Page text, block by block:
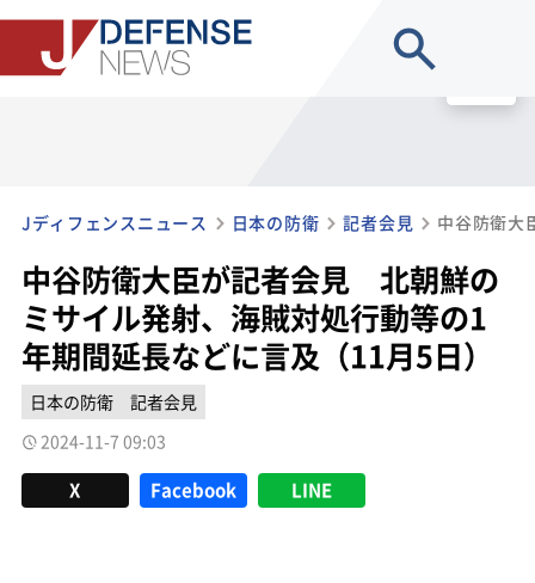
Jディフェンスニュース 日本の防衛 記者会見
中谷防衛大臣が記者会見 北朝鮮の
ミサイル発射、海賊対処行動等の1
年期間延長などに言及（11月5日）
日本の防衛
記者会見
2024-11-7 09:03
X Facebook LINE